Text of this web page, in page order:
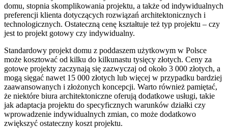
domu, stopnia skomplikowania projektu, a także od indywidualnych
preferencji klienta dotyczących rozwiązań architektonicznych i
technologicznych. Ostateczną cenę kształtuje też typ projektu – czy
jest to projekt gotowy czy indywidualny.
Standardowy projekt domu z poddaszem użytkowym w Polsce
może kosztować od kilku do kilkunastu tysięcy złotych. Ceny za
gotowe projekty zaczynają się zazwyczaj od około 3 000 złotych, a
mogą sięgać nawet 15 000 złotych lub więcej w przypadku bardziej
zaawansowanych i złożonych koncepcji. Warto również pamiętać,
że niektóre biura architektoniczne oferują dodatkowe usługi, takie
jak adaptacja projektu do specyficznych warunków działki czy
wprowadzenie indywidualnych zmian, co może dodatkowo
zwiększyć ostateczny koszt projektu.